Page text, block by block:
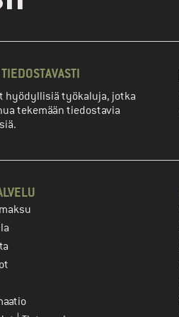
hyödyllisiä työkaluja, jotka
tekemään tiedostavia